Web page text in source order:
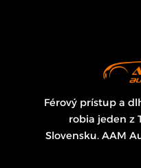
Férový prístup a
robia jeden z
Slovensku. AAM